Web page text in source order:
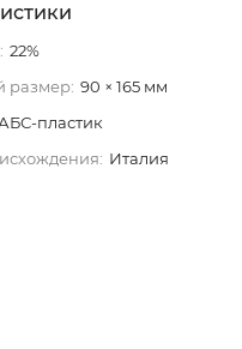
22%
размер: 90 × 165 мм
пластик
Италия